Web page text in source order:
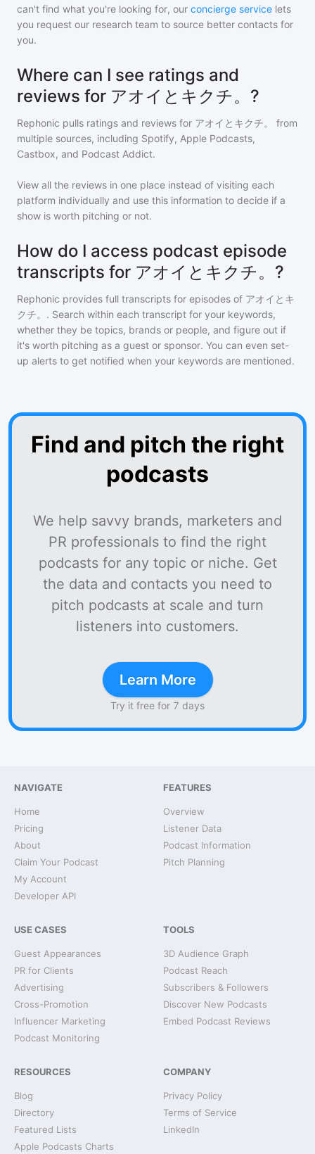
can't find what you're looking for, our concierge service lets
you request our research team to source better contacts for
you.
Where can I see ratings and
reviews for アオイとキクチ。?
Rephonic pulls ratings and reviews for アオイとキクチ。
from
multiple sources, including Spotify, Apple Podcasts,
Castbox, and Podcast Addict.
View all the reviews in one place instead of visiting each
platform individually and use this information to decide if a
show is worth pitching or not.
How do I access podcast episode
transcripts for アオイとキクチ。?
Rephonic provides full transcripts for episodes of アオイとキ
クチ。 . Search within each transcript for your keywords,
whether they be topics, brands or people, and figure out if
it's worth pitching as a guest or sponsor. You can even set-
up alerts to get notified when your keywords are mentioned.
Find and pitch the right
podcasts
We help savvy brands, marketers and
PR professionals to find the right
podcasts for any topic or niche. Get
the data and contacts you need to
pitch podcasts at scale and turn
listeners into customers.
Learn More
Try it free for 7 days
NAVIGATE
Home
Pricing
About
Claim Your Podcast
My Account
Developer API
FEATURES
Overview
Listener Data
Podcast Information
Pitch Planning
USE CASES
Guest Appearances
PR for Clients
Advertising
Cross-Promotion
Influencer Marketing
Podcast Monitoring
TOOLS
3D Audience Graph
Podcast Reach
Subscribers & Followers
Discover New Podcasts
Embed Podcast Reviews
RESOURCES
Blog
Directory
Featured Lists
Apple Podcasts Charts
COMPANY
Privacy Policy
Terms of Service
LinkedIn